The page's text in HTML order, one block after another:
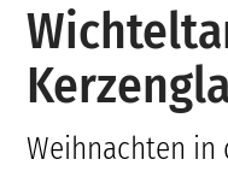
Weihnachten